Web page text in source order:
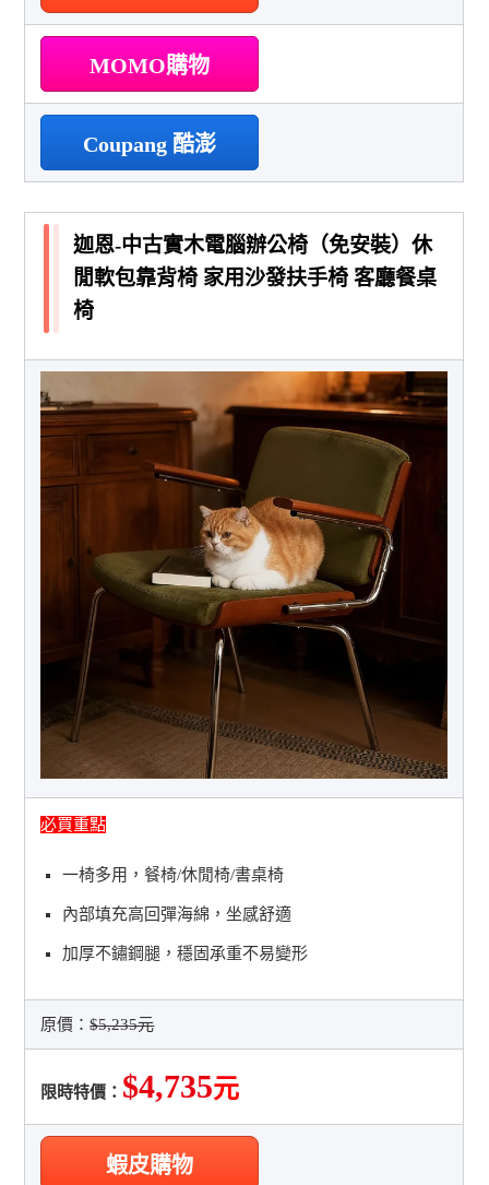
MOMO購物
Coupang 酷澎
迦恩-中古實木電腦辦公椅（免安裝）休
閒軟包靠背椅 家用沙發扶手椅 客廳餐桌
椅
必買重點
一椅多用，餐椅/休閒椅/書桌椅
內部填充高回彈海綿，坐感舒適
加厚不鏽鋼腿，穩固承重不易變形
原價：$5,235元
限時特價： $4,735元
蝦皮購物